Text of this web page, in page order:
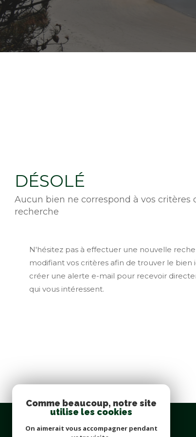
DÉSOLÉ
Aucun bien ne correspond à vos critères
recherche
N'hésitez pas à effectuer une nouvelle
modifiant vos critères afin de trouver le bien
créer une alerte e-mail pour recevoir
qui vous intéressent.
Comme beaucoup, notre site
utilise les cookies
On aimerait vous accompagner pendant